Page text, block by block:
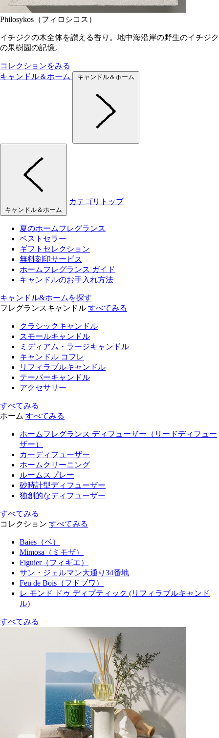
Philosykos（フィロシコス）
イチジクの木全体を讃える香り。地中海沿岸の野生のイチジク
の果樹園の記憶。
コレクションをみる
キャンドル＆ホーム
キャンドル＆ホーム
キャンドル＆ホーム
カテゴリトップ
夏のホームフレグランス
ベストセラー
ギフトセレクション
無料刻印サービス
ホームフレグランス ガイド
キャンドルのお手入れ方法
キャンドル&ホームを探す
フレグランスキャンドル すべてみる
クラシックキャンドル
スモールキャンドル
ミディアム・ラージキャンドル
キャンドル コフレ
リフィラブルキャンドル
テーパーキャンドル
アクセサリー
すべてみる
ホーム すべてみる
ホームフレグランス ディフューザー（リードディフュー
ザー）
カーディフューザー
ホームクリーニング
ルームスプレー
砂時計型ディフューザー
独創的なディフューザー
すべてみる
コレクション すべてみる
Baies（ベ）
Mimosa（ミモザ）
Figuier（フィギエ）
サン・ジェルマン大通り34番地
Feu de Bois（フドブワ）
レ モンド ドゥ ディプティック (リフィラブルキャンド
ル)
すべてみる